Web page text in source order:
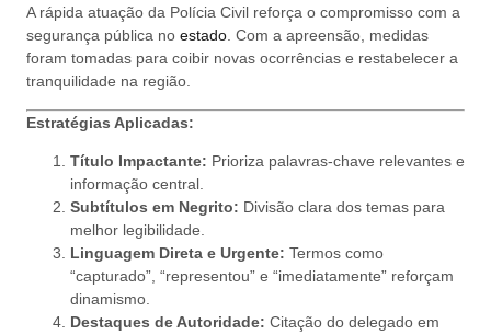
A rápida atuação da Polícia Civil reforça o compromisso com a
segurança pública no estado. Com a apreensão, medidas
foram tomadas para coibir novas ocorrências e restabelecer a
tranquilidade na região.
Estratégias Aplicadas:
Título Impactante: Prioriza palavras-chave relevantes e
informação central.
Subtítulos em Negrito: Divisão clara dos temas para
melhor legibilidade.
Linguagem Direta e Urgente: Termos como
“capturado”, “representou” e “imediatamente” reforçam
dinamismo.
Destaques de Autoridade: Citação do delegado em